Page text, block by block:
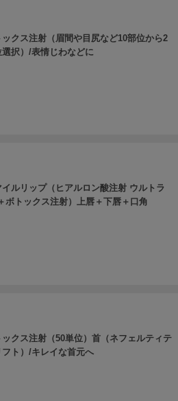
ックス注射（眉間や目尻など10部位から2
選択）/表情じわなどに
イルリップ（ヒアルロン酸注射 ウルトラ
ボトックス注射）上唇＋下唇＋口角
ックス注射（50単位）首（ネフェルティテ
フト）/キレイな首元へ